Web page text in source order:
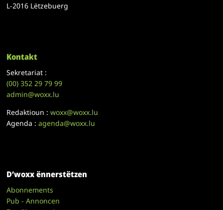
L-2016 Lëtzebuerg
Kontakt
Sekretariat :
(00)352 29 79 99
admin@woxx.lu
Redaktioun :woxx@woxx.lu
Agenda :agenda@woxx.lu
D’woxx ënnerstëtzen
Abonnements
Pub - Annoncen